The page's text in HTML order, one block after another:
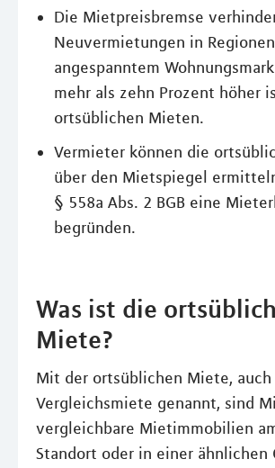
Die Mietpreisbremse
Neuvermietungen in
angespanntem
mehr als zehn Prozent höher
ortsüblichen Mieten.
Vermieter können die
über den Mietspiegel
§ 558a Abs. 2 BGB eine
begründen.
Was ist die
Miete?
Mit der ortsüblichen Miete,
Vergleichsmiete genannt, sind
vergleichbare Mietimmobilien
Standort oder in einer ähnlichen